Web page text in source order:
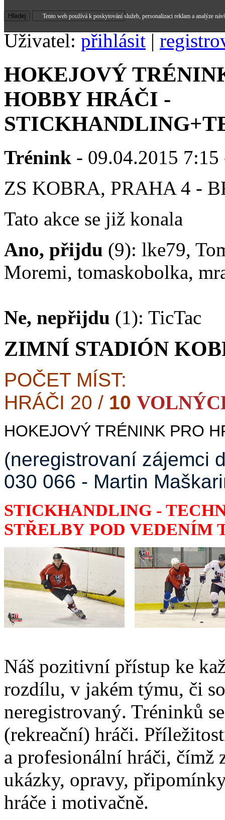
Uživatel: přihlásit |
HOKEJOVÝ
HOBBY HRÁČI -
Trénink - 09.04.2015 7:15
ZS KOBRA, PRAHA 4 -
Tato akce se již konala
Ano, přijdu (9): lke79,
Moremi, tomaskobolka,
Ne, nepřijdu (1): TicTac
ZIMNÍ STADIÓN
POČET MÍST:
HRÁČI 20 / 10
HOKEJOVÝ TRÉNINK PRO
(neregistrovaní zájemci
030 066 - Martin
STICKHANDLING -
STŘELBY POD VEDENÍM
Náš pozitivní přístup ke
rozdílu, v jakém týmu, či
neregistrovaný. Tréninků
(rekreační) hráči.
a profesionální hráči,
ukázky, opravy,
hráče i motivačně.
Tento web používá k poskytování služeb, personalizaci reklam a analýze